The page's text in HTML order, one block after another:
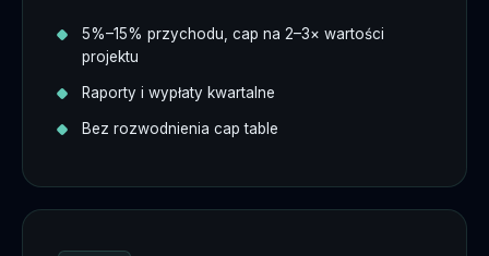
5%–15% przychodu, cap na 2–3× wartości
projektu
Raporty i wypłaty kwartalne
Bez rozwodnienia cap table